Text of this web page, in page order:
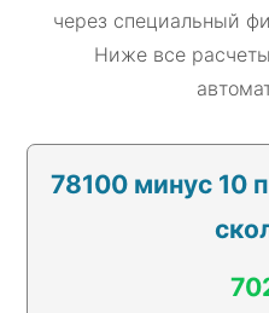
через специальный
Ниже все
78100 минус 10